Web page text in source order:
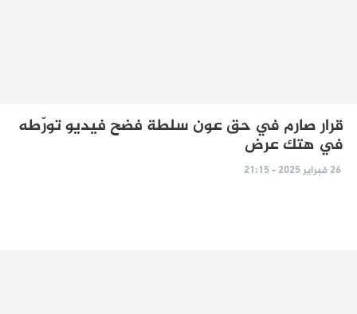
قرار صارم في حق عون سلطة فضح فيديو تورّطه
في هتك عرض
26 فبراير 2025 - 21:15